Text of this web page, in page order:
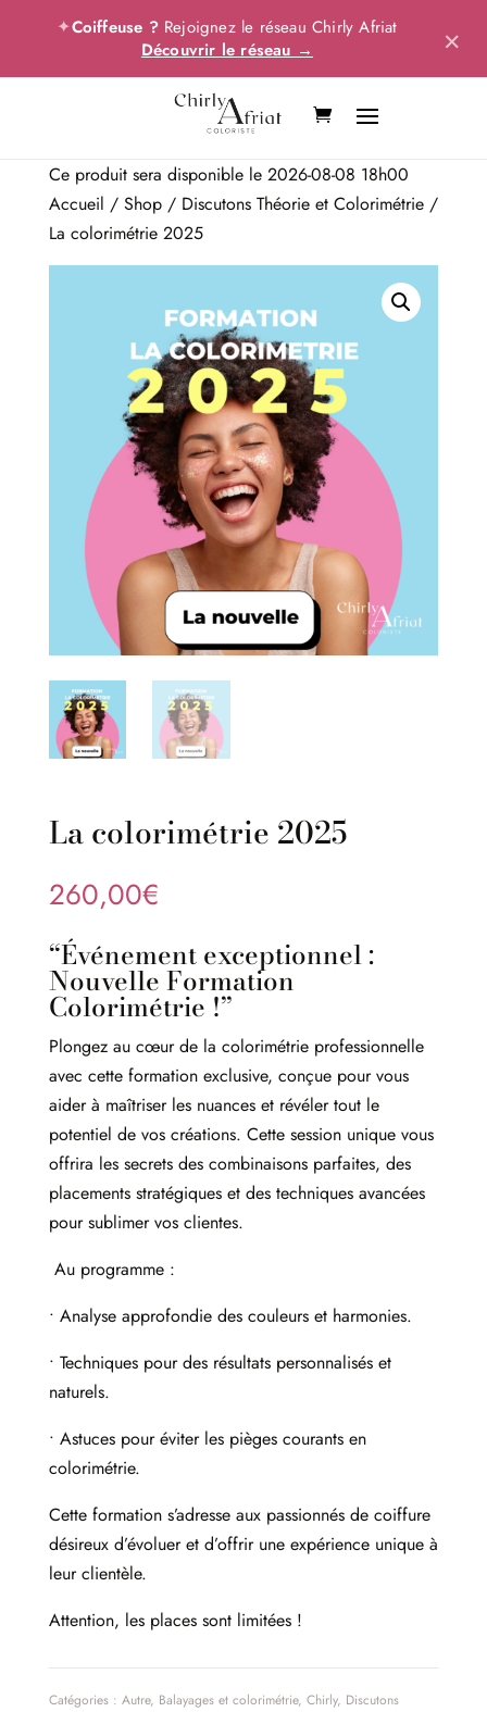
✦Coiffeuse ?Rejoignez le réseau Chirly Afriat
Découvrir le réseau →
×
Ce produit sera disponible le 2026-08-08 18h00
Accueil / Shop/ Discutons Théorie et Colorimétrie/
La colorimétrie 2025
La colorimétrie 2025
260,00€
“Événement exceptionnel :
Nouvelle Formation
Colorimétrie !”
Plongez au cœur de la colorimétrie professionnelle
avec cette formation exclusive, conçue pour vous
aider à maîtriser les nuances et révéler tout le
potentiel de vos créations. Cette session unique vous
offrira les secrets des combinaisons parfaites, des
placements stratégiques et des techniques avancées
pour sublimer vos clientes.
Au programme :
• Analyse approfondie des couleurs et harmonies.
• Techniques pour des résultats personnalisés et
naturels.
• Astuces pour éviter les pièges courants en
colorimétrie.
Cette formation s’adresse aux passionnés de coiffure
désireux d’évoluer et d’offrir une expérience unique à
leur clientèle.
Attention, les places sont limitées !
Catégories : Autre, Balayages et colorimétrie, Chirly, Discutons